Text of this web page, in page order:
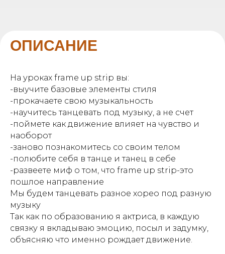
ОПИСАНИЕ
На уроках frame up strip вы:
-выучите базовые элементы стиля
-прокачаете свою музыкальность
-научитесь танцевать под музыку, а не счет
-поймете как движение влияет на чувство и
наоборот
-заново познакомитесь со своим телом
-полюбите себя в танце и танец в себе
-развеете миф о том, что frame up strip-это
пошлое направление
Мы будем танцевать разное хорео под разную
музыку
Так как по образованию я актриса, в каждую
связку я вкладываю эмоцию, посыл и задумку,
объясняю что именно рождает движение.